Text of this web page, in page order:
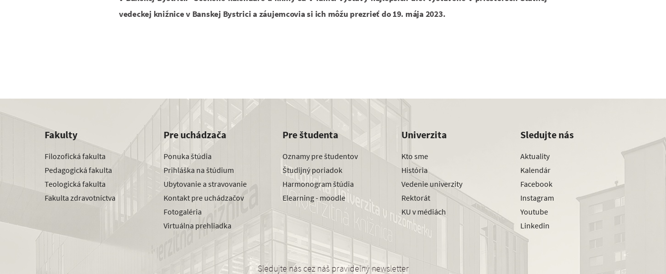
vedeckej knižnice v Banskej Bystrici a záujemcovia si ich môžu prezrieť do 19. mája 2023.
Fakulty
Filozofická fakulta
Pedagogická fakulta
Teologická fakulta
Fakulta zdravotníctva
Pre uchádzača
Ponuka štúdia
Prihláška na štúdium
Ubytovanie a stravovanie
Kontakt pre uchádzačov
Fotogaléria
Virtuálna prehliadka
Pre študenta
Oznamy pre študentov
Študijný poriadok
Harmonogram štúdia
Elearning - moodle
Univerzita
Kto sme
História
Vedenie univerzity
Rektorát
KU v médiách
Sledujte nás
Aktuality
Kalendár
Facebook
Instagram
Youtube
Linkedin
Sledujte nás cez náš pravidelný newsletter